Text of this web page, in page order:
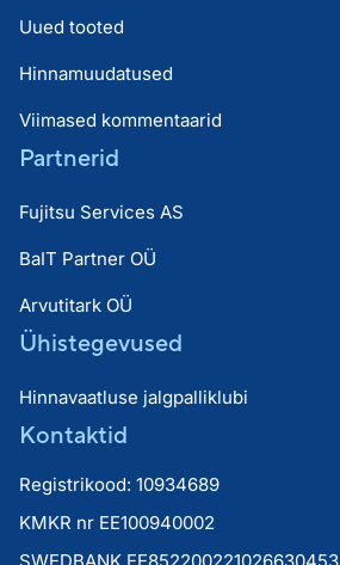
Uued tooted
Hinnamuudatused
Viimased kommentaarid
Partnerid
Fujitsu Services AS
BaIT Partner OÜ
Arvutitark OÜ
Ühistegevused
Hinnavaatluse jalgpalliklubi
Kontaktid
Registrikood: 10934689
KMKR nr EE100940002